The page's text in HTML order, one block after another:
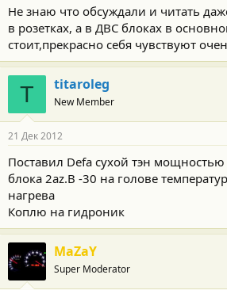
Не знаю что обсуждали и читать
в розетках, а в ДВС блоках в
стоит,прекрасно себя чувствуют
T titaroleg
New Member
21 Дек 2012
Поставил Defa сухой тэн мощностью
блока 2az.В -30 на голове
нагрева
Коплю на гидроник
MaZaY
Super Moderator